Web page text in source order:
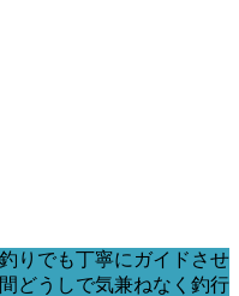
でも丁寧にガイドさせ
うしで気兼ねなく釣行